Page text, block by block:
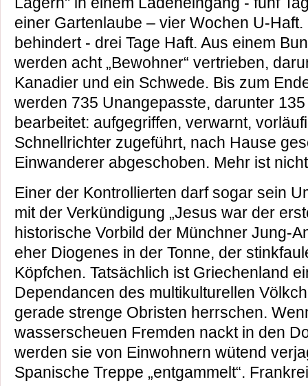
einer Gartenlaube – vier Wochen U-
behindert - drei Tage Haft. Aus einem
werden acht „Bewohner“ vertrieben,
Kanadier und ein Schwede. Bis zum
werden 735 Unangepasste, darunter
bearbeitet: aufgegriffen, verwarnt,
Schnellrichter zugeführt, nach Hause
Einwanderer abgeschoben. Mehr ist
Einer der Kontrollierten darf sogar sein
mit der Verkündigung „Jesus war der
historische Vorbild der Münchner Jung-
eher Diogenes in der Tonne, der
Köpfchen. Tatsächlich ist Griechenland
Dependancen des multikulturellen
gerade strenge Obristen herrschen.
wasserscheuen Fremden nackt in den
werden sie von Einwohnern wütend
Spanische Treppe „entgammelt“.